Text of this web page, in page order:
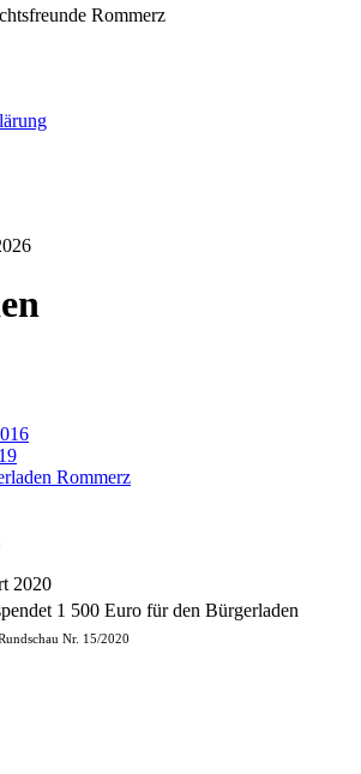
Rommerz
Rommerz
1 500 Euro für den Bürgerladen
Nr. 15/2020